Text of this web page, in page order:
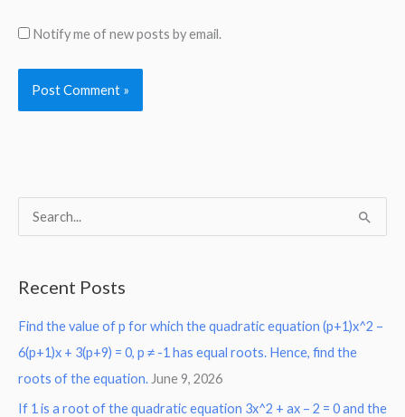
Notify me of new posts by email.
c
h
f
o
Recent Posts
Find the value of p for which the quadratic equation (p+1)x^2 –
6(p+1)x + 3(p+9) = 0, p ≠ -1 has equal roots. Hence, find the
roots of the equation. June 9, 2026
If 1 is a root of the quadratic equation 3x^2 + ax – 2 = 0 and the